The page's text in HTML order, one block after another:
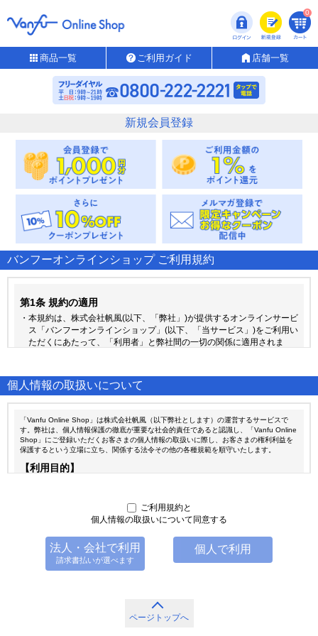
0
商品一覧 ご利用ガイド 店舗一覧
新規会員登録
バンフーオンラインショップ ご利用規約
個人情報の取扱いについて
ご利用規約と
個人情報の取扱いについて同意する
法人・会社で利用
請求書払いが選べます
個人で利用
ページトップへ